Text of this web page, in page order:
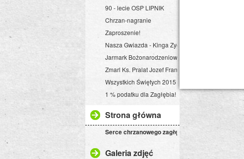
90 - lecie OSP LIPNIK
Chrzan-nagranie
Zaproszenie!
Nasza Gwiazda - Kinga Zygmunt
Jarmark Bożonarodzeniowy - Lipnik Aktywacja 2015
Zmarl Ks. Pralat Jozef Franelak
Wszystkich Świętych 2015
1 % podatku dla Zagłębia!
Strona główna
Serce chrzanowego zagłębia
Galeria zdjęć